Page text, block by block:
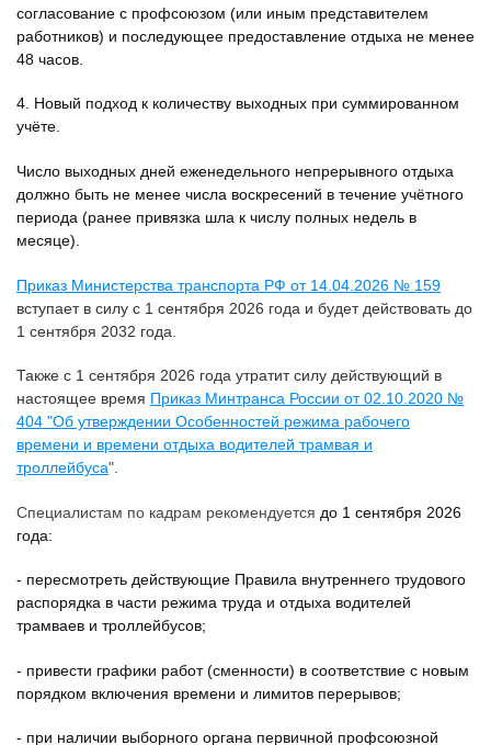
согласование с профсоюзом (или иным представителем
работников) и последующее предоставление отдыха не менее
48 часов.
4. Новый подход к количеству выходных при суммированном
учёте.
Число выходных дней еженедельного непрерывного отдыха
должно быть не менее числа воскресений в течение учётного
периода (ранее привязка шла к числу полных недель в
месяце).
Приказ Министерства транспорта РФ от 14.04.2026 № 159
вступает в силу с 1 сентября 2026 года и будет действовать до
1 сентября 2032 года.
Также с 1 сентября 2026 года утратит силу действующий в
настоящее время Приказ Минтранса России от 02.10.2020 №
404 "Об утверждении Особенностей режима рабочего
времени и времени отдыха водителей трамвая и
троллейбуса".
Специалистам по кадрам рекомендуется до 1 сентября 2026
года:
- пересмотреть действующие Правила внутреннего трудового
распорядка в части режима труда и отдыха водителей
трамваев и троллейбусов;
- привести графики работ (сменности) в соответствие с новым
порядком включения времени и лимитов перерывов;
- при наличии выборного органа первичной профсоюзной